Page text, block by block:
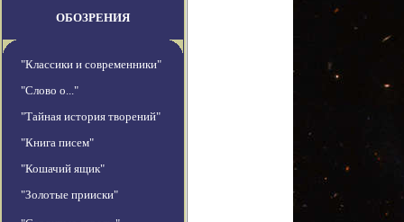
ОБОЗРЕНИЯ
"Классики и современники"
"Слово о..."
"Тайная история творений"
"Книга писем"
"Кошачий ящик"
"Золотые прииски"